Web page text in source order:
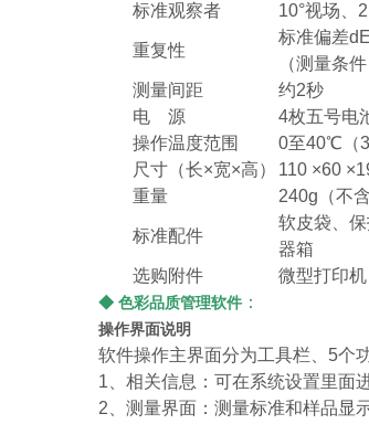
标准观察者
10°视场、
重复性
标准偏差
（测量条
测量间距
约2秒
电 源
4枚五号电
操作温度范围
0至40℃（
尺寸（长×宽×高）
110 ×60
重量
240g（不
标准配件
软皮袋、
器箱
选购附件
微型打印机
◆ 色彩品质管理软件 ：
操作界面说明
软件操作主界面分为工具栏、5个
1、相关信息：可在系统设置里面
2、测量界面：测量标准和样品显